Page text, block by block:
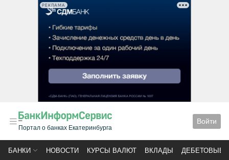
РЕКЛАМА
Портал о банках Екатеринбурга
Войти
БАНКИ НОВОСТИ КУРСЫ ВАЛЮТ ВКЛАДЫ ДЕБЕТОВЫЕ